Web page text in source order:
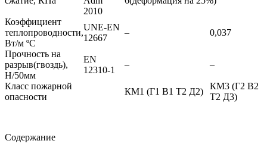
2010
Коэффициент
теплопроводности,
Вт/м ºС
UNE-EN
12667
– 0,037
Прочность на
разрыв(гвоздь),
Н/50мм
EN
12310-1
– –
Класс пожарной
опасности
КМ1 (Г1 В1 Т2 Д2)
КМ3 (Г2 В2
Т2 Д3)
Содержание